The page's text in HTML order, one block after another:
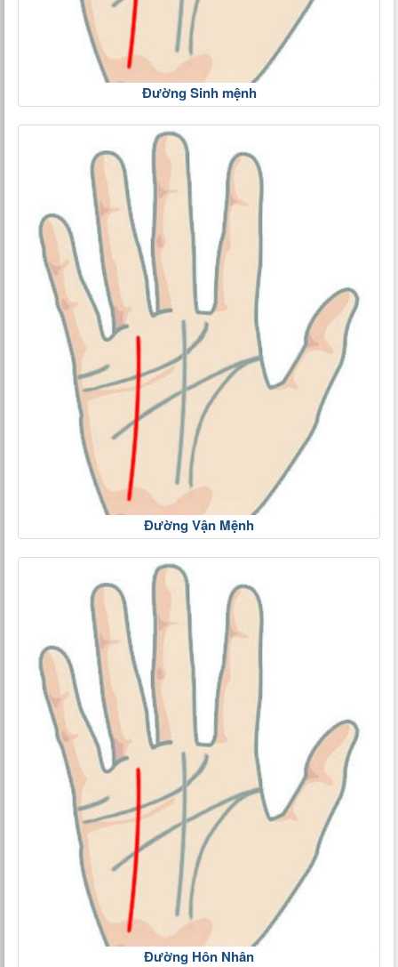
Đường Sinh mệnh
Đường Vận Mệnh
Đường Hôn Nhân